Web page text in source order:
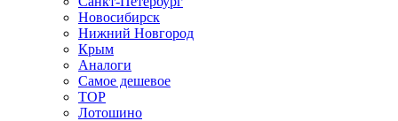
Новосибирск
Нижний Новгород
Крым
Аналоги
Самое дешевое
TOP
Лотошино